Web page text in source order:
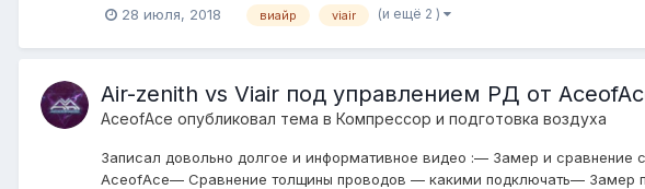
28 июля, 2018 виайр viair (и ещё 2 )
Air-zenith vs Viair под управлением РД от
AceofAce опубликовал тема в Компресcор и подготовка воздуха
Записал довольно долгое и информативное видео :— Замер и
AceofAce— Сравнение толщины проводов — какими подключать— Замер